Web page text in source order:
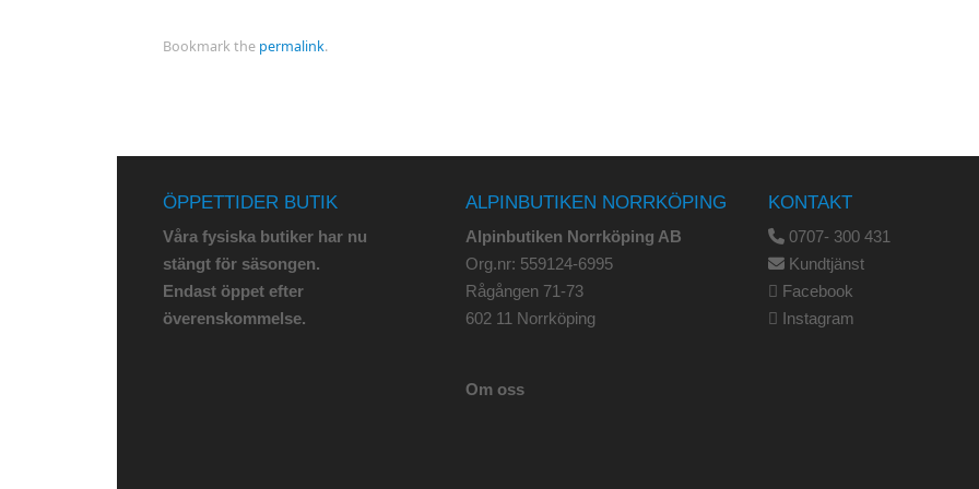
Bookmark the permalink.
ÖPPETTIDER BUTIK
Våra fysiska butiker har nu
stängt för säsongen.
Endast öppet efter
överenskommelse.
ALPINBUTIKEN NORRKÖPING
Alpinbutiken Norrköping AB
Org.nr: 559124-6995
Rågången 71-73
602 11 Norrköping
Om oss
KONTAKT
0707- 300 431
Kundtjänst
Facebook
Instagram